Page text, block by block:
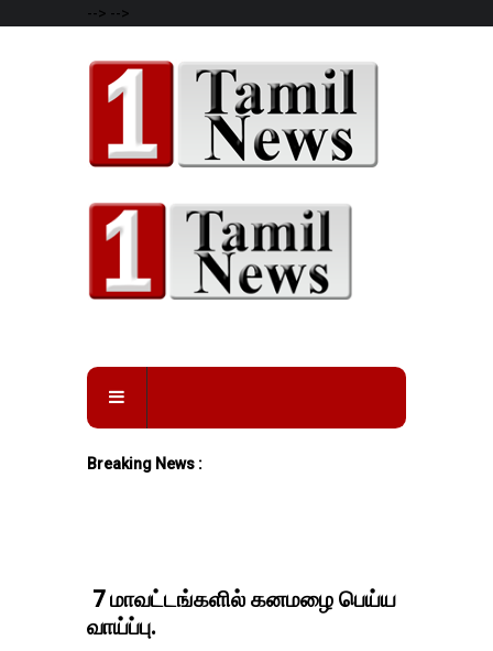
--> -->
Breaking News :
7 மாவட்டங்களில் கனமழை பெய்ய
வாய்ப்பு.